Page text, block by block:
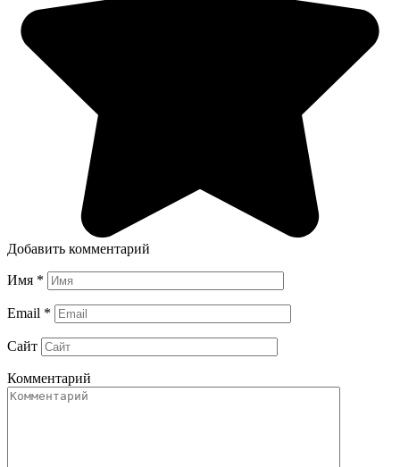
Добавить комментарий
Имя *
Email *
Сайт
Комментарий